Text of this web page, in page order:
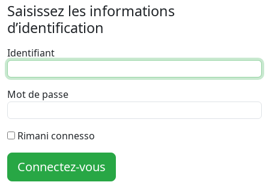
Saisissez les informations
d’identification
Identifiant
Mot de passe
Rimani connesso
Connectez-vous